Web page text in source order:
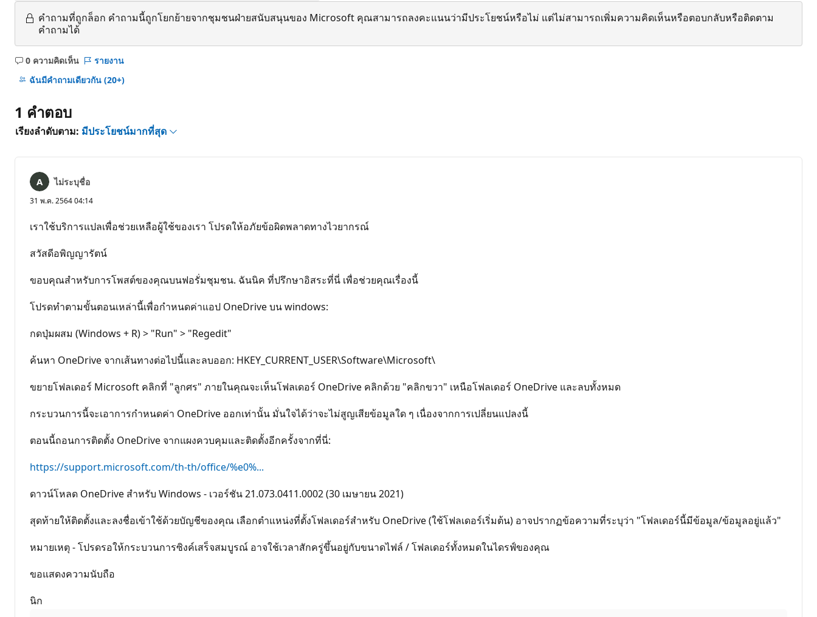
คำถามที่ถูกล็อก คำถามนี้ถูกโยกย้ายจากชุมชนฝ่ายสนับสนุนของ Microsoft คุณสามารถลงคะแนนว่ามีประโยชน์หรือไม่ แต่ไม่สามารถเพิ่มความคิดเห็นหรือตอบกลับหรือติดตาม
คำถามได้
0 ความคิดเห็น
ไม่มี
ข้อคิด
รายงาน
ฉันมีคําถามเดียวกัน (20+)
1 คำตอบ
เรียงลำดับตาม: มีประโยชน์มากที่สุด
ไม่ระบุชื่อ
31 พ.ค. 2564 04:14
เราใช้บริการแปลเพื่อช่วยเหลือผู้ใช้ของเรา โปรดให้อภัยข้อผิดพลาดทางไวยากรณ์
สวัสดีอพิญญารัตน์
ขอบคุณสําหรับการโพสต์ของคุณบนฟอรั่มชุมชน. ฉันนิค ที่ปรึกษาอิสระที่นี่ เพื่อช่วยคุณเรื่องนี้
โปรดทําตามขั้นตอนเหล่านี้เพื่อกําหนดค่าแอป OneDrive บน windows:
กดปุ่มผสม (Windows + R) > "Run" > "Regedit"
ค้นหา OneDrive จากเส้นทางต่อไปนี้และลบออก: HKEY_CURRENT_USER\Software\Microsoft\
ขยายโฟลเดอร์ Microsoft คลิกที่ "ลูกศร" ภายในคุณจะเห็นโฟลเดอร์ OneDrive คลิกด้วย "คลิกขวา" เหนือโฟลเดอร์ OneDrive และลบทั้งหมด
กระบวนการนี้จะเอาการกําหนดค่า OneDrive ออกเท่านั้น มั่นใจได้ว่าจะไม่สูญเสียข้อมูลใด ๆ เนื่องจากการเปลี่ยนแปลงนี้
ตอนนี้ถอนการติดตั้ง OneDrive จากแผงควบคุมและติดตั้งอีกครั้งจากที่นี่:
https://support.microsoft.com/th-th/office/%e0%...
ดาวน์โหลด OneDrive สําหรับ Windows - เวอร์ชัน 21.073.0411.0002 (30 เมษายน 2021)
สุดท้ายให้ติดตั้งและลงชื่อเข้าใช้ด้วยบัญชีของคุณ เลือกตําแหน่งที่ตั้งโฟลเดอร์สําหรับ OneDrive (ใช้โฟลเดอร์เริ่มต้น) อาจปรากฏข้อความที่ระบุว่า "โฟลเดอร์นี้มีข้อมูล/ข้อมูลอยู่แล้ว"
หมายเหตุ - โปรดรอให้กระบวนการซิงค์เสร็จสมบูรณ์ อาจใช้เวลาสักครู่ขึ้นอยู่กับขนาดไฟล์ / โฟลเดอร์ทั้งหมดในไดรฟ์ของคุณ
ขอแสดงความนับถือ
นิก